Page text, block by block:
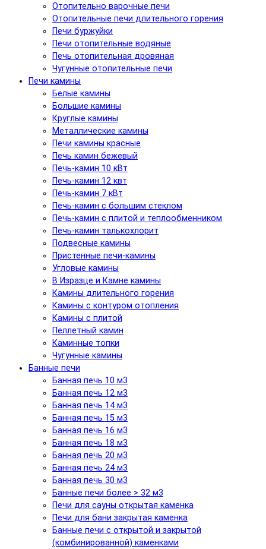
Отопительно варочные печи
Отопительные печи длительного горения
Печи буржуйки
Печи отопительные водяные
Печь отопительная дровяная
Чугунные отопительные печи
Печи камины
Белые камины
Большие камины
Круглые камины
Металлические камины
Печи камины красные
Печь камин бежевый
Печь-камин 10 кВт
Печь-камин 12 квт
Печь-камин 7 кВт
Печь-камин с большим стеклом
Печь-камин с плитой и теплообменником
Печь-камин талькохлорит
Подвесные камины
Пристенные печи-камины
Угловые камины
В Изразце и Камне камины
Камины длительного горения
Камины с контуром отопления
Камины с плитой
Пеллетный камин
Каминные топки
Чугунные камины
Банные печи
Банная печь 10 м3
Банная печь 12 м3
Банная печь 14 м3
Банная печь 15 м3
Банная печь 16 м3
Банная печь 18 м3
Банная печь 20 м3
Банная печь 24 м3
Банная печь 30 м3
Банные печи более > 32 м3
Печи для сауны открытая каменка
Печи для бани закрытая каменка
Банные печи с открытой и закрытой
(комбинированной) каменками